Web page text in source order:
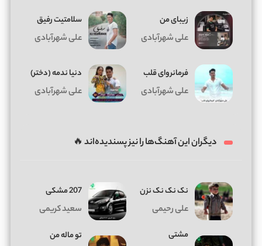
زیبای من
علی شهرآبادی
سلامتیت رفیق
علی شهرآبادی
فرمانروای قلب
علی شهرآبادی
دنیا ندمه (دختر)
علی شهرآبادی
دیگران این آهنگ‌ها را نیز پسندیده‌اند 🔥
نک نک نک نزن
علی رحیمی
207 مشکی
سعید کریمی
مشتی
تو ماله من